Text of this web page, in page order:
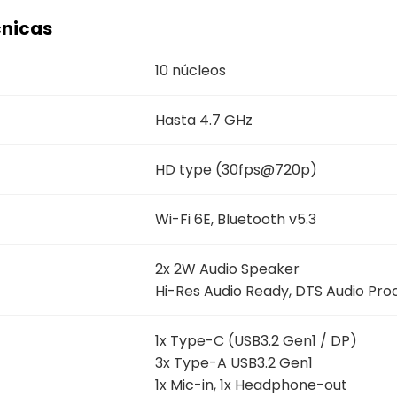
10 núcleos
Hasta 4.7 GHz
HD type (30fps@720p)
Wi-Fi 6E, Bluetooth v5.3
2x 2W Audio Speaker
Hi-Res Audio Ready, DTS Audio
1x Type-C (USB3.2 Gen1 / DP)
3x Type-A USB3.2 Gen1
1x Mic-in, 1x Headphone-out